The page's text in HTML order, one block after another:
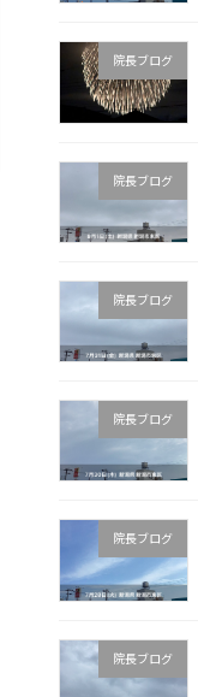
院長ブログ
院長ブログ
院長ブログ
院長ブログ
院長ブログ
院長ブログ